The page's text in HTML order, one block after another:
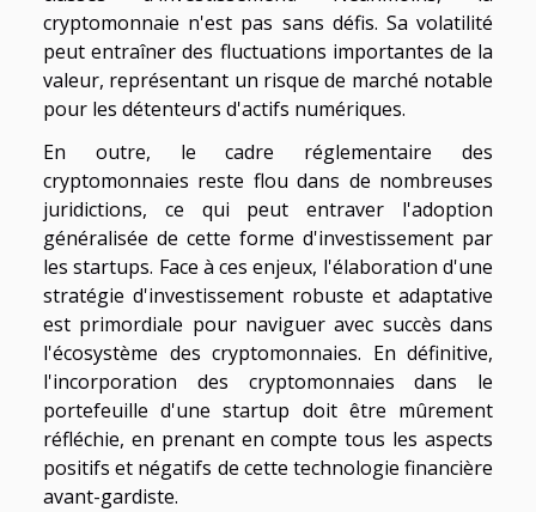
cryptomonnaie n'est pas sans défis. Sa volatilité
peut entraîner des fluctuations importantes de la
valeur, représentant un risque de marché notable
pour les détenteurs d'actifs numériques.
En outre, le cadre réglementaire des
cryptomonnaies reste flou dans de nombreuses
juridictions, ce qui peut entraver l'adoption
généralisée de cette forme d'investissement par
les startups. Face à ces enjeux, l'élaboration d'une
stratégie d'investissement robuste et adaptative
est primordiale pour naviguer avec succès dans
l'écosystème des cryptomonnaies. En définitive,
l'incorporation des cryptomonnaies dans le
portefeuille d'une startup doit être mûrement
réfléchie, en prenant en compte tous les aspects
positifs et négatifs de cette technologie financière
avant-gardiste.